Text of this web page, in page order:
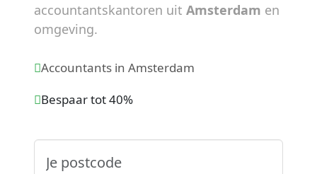
accountantskantoren uit Amsterdam en
omgeving.
Accountants in Amsterdam
Bespaar tot 40%